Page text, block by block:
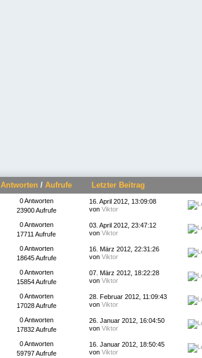
Antworten / Aufrufe
Letzter Beitrag
0 Antworten
23900 Aufrufe
16. April 2012, 13:09:08
von Viktor
0 Antworten
17711 Aufrufe
03. April 2012, 23:47:12
von Viktor
0 Antworten
18645 Aufrufe
16. März 2012, 22:31:26
von Viktor
0 Antworten
15854 Aufrufe
07. März 2012, 18:22:28
von Viktor
0 Antworten
17028 Aufrufe
28. Februar 2012, 11:09:43
von Viktor
0 Antworten
17832 Aufrufe
26. Januar 2012, 16:04:50
von Viktor
0 Antworten
59797 Aufrufe
16. Januar 2012, 18:50:45
von Viktor